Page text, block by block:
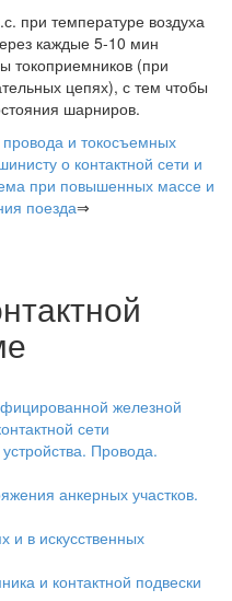
при температуре воздуха
каждые 5-10 мин
токоприемников (при
цепях), с тем чтобы
шарниров.
и токосъемных
о контактной сети и
при повышенных массе и
поезда⇒
железной
сети
Провода.
анкерных участков.
и в искусственных
и контактной подвески